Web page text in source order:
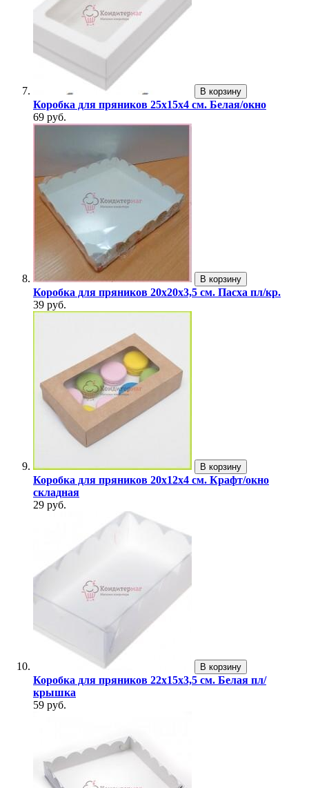
В корзину
Коробка для пряников 25х15х4 см. Белая/окно
69 руб.
В корзину
Коробка для пряников 20х20х3,5 см. Пасха пл/кр.
39 руб.
В корзину
Коробка для пряников 20х12х4 см. Крафт/окно
складная
29 руб.
В корзину
Коробка для пряников 22х15х3,5 см. Белая пл/
крышка
59 руб.